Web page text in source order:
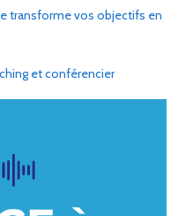
transforme vos objectifs en
et conférencier